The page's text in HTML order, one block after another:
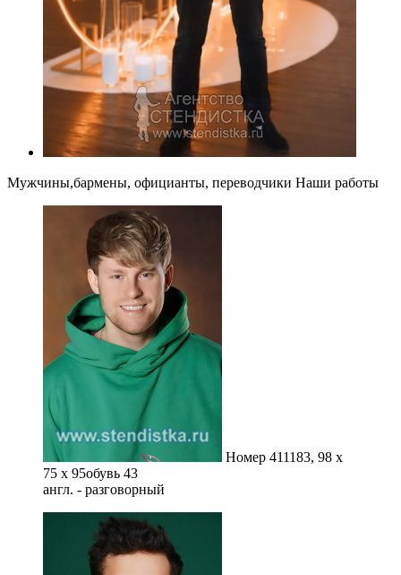
Мужчины,бармены, официанты, переводчики Наши работы
Номер 411183, 98 x
75 x 95обувь 43
англ. - разговорный